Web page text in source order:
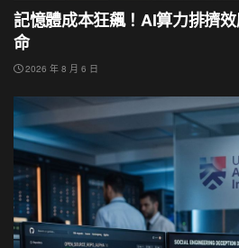
記憶體成本狂飆！AI算力排擠
命
2026 年 8 月 6 日